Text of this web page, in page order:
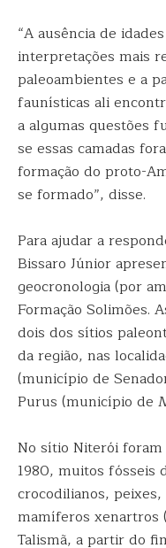
“A ausência de
interpretações mais
paleoambientes e a
faunísticas ali
a algumas questões
se essas camadas
formação do proto-
se formado”, disse.
Para ajudar a
Bissaro Júnior
geocronologia (por
Formação Solimões.
dois dos sítios
da região, nas
(município de
Purus (município de
No sítio Niterói
1980, muitos fósseis
crocodilianos,
mamíferos xenartros
Talismã, a partir do